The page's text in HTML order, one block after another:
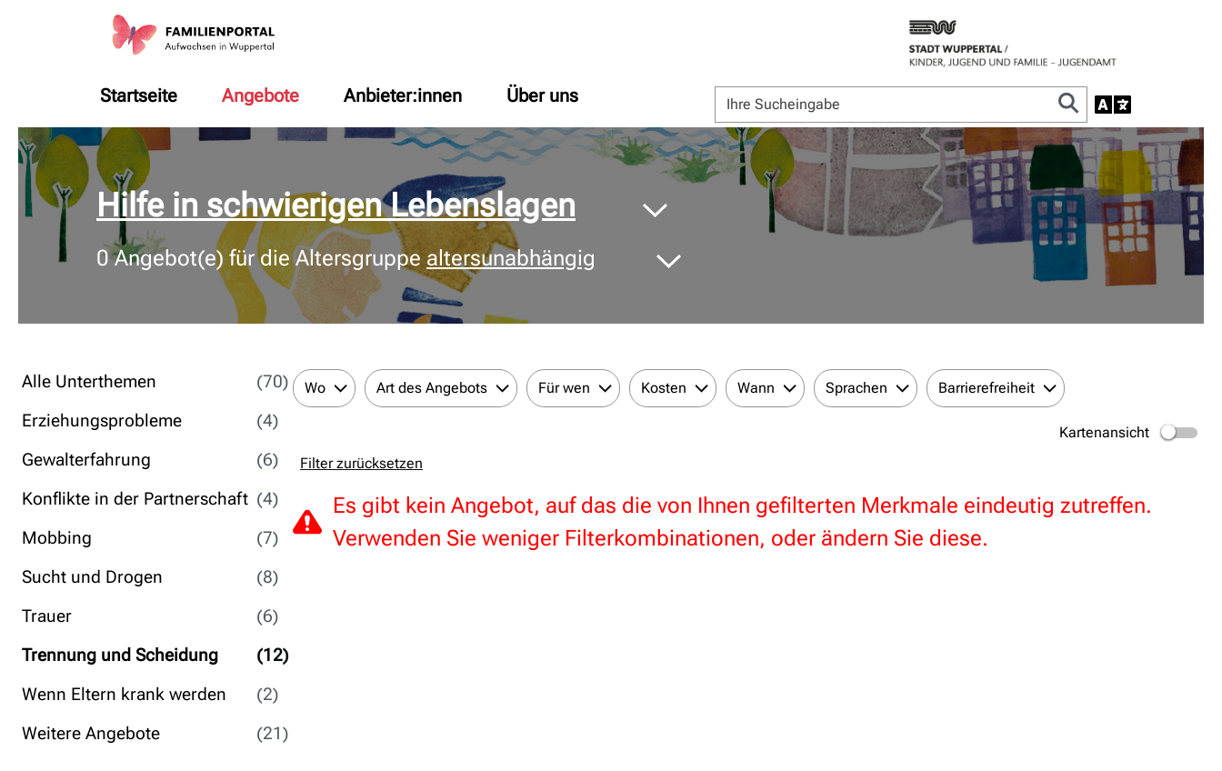
Startseite Angebote Anbieter:innen Über uns
© Bildnachweis
Hilfe in schwierigen Lebenslagen
0Angebot(e) für die Altersgruppe altersunabhängig
Alle Unterthemen
(70)
Erziehungsprobleme
(4)
Gewalterfahrung
(6)
Konflikte in der Partnerschaft (4)
Mobbing
(7)
Sucht und Drogen
(8)
Trauer
(6)
Trennung und Scheidung
(12)
Wenn Eltern krank werden
(2)
Weitere Angebote
(21)
Wo Art des Angebots Für wen Kosten Wann Sprachen Barrierefreiheit
Kartenansicht
Filter zurücksetzen
Es gibt kein Angebot, auf das die von Ihnen gefilterten Merkmale eindeutig zutreffen.
Verwenden Sie weniger Filterkombinationen, oder ändern Sie diese.